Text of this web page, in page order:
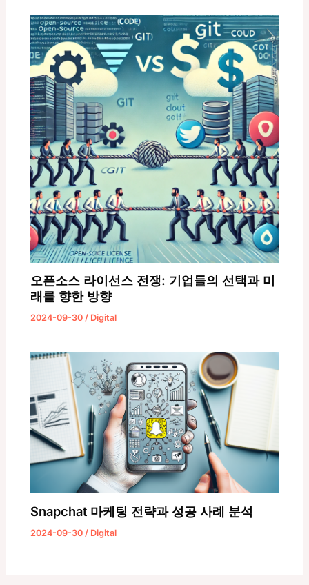
오픈소스 라이선스 전쟁: 기업들의 선택과 미
래를 향한 방향
2024-09-30/ Digital
Snapchat 마케팅 전략과 성공 사례 분석
2024-09-30 / Digital